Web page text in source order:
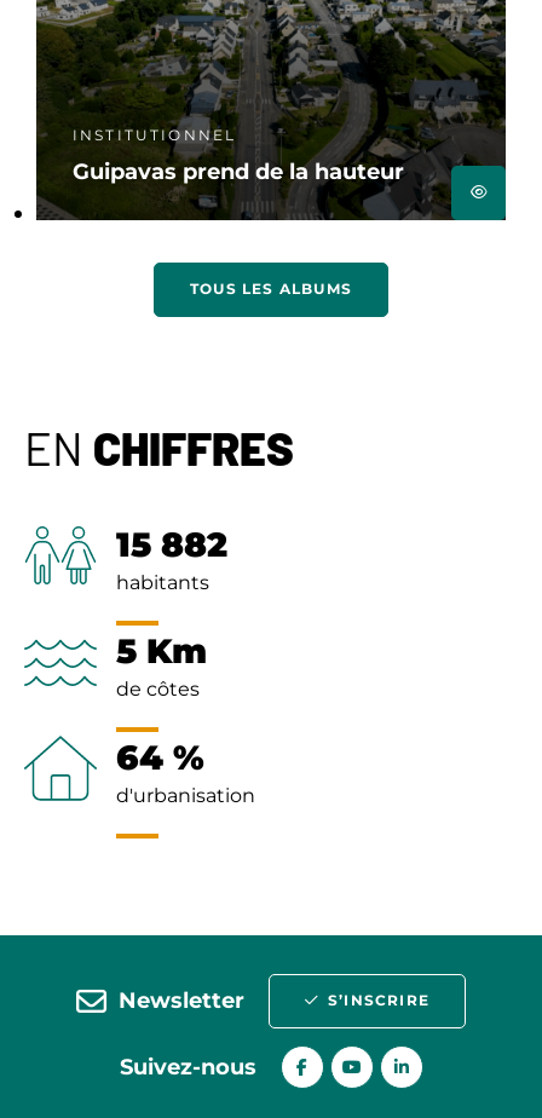
INSTITUTIONNEL
Guipavas prend de la hauteur
TOUS LES ALBUMS
EN CHIFFRES
15 882
habitants
5 Km
de côtes
64 %
d'urbanisation
Newsletter S’INSCRIRE
Suivez-nous